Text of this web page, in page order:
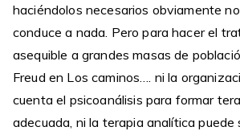
haciéndolos necesarios obviamente
conduce a nada. Pero para hacer el
asequible a grandes masas de
Freud en Los caminos…. ni la
cuenta el psicoanálisis para formar
adecuada, ni la terapia analítica puede